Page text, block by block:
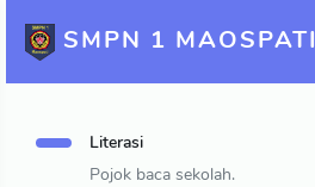
SMPN 1 MAOSPATI
Literasi
Pojok baca sekolah.